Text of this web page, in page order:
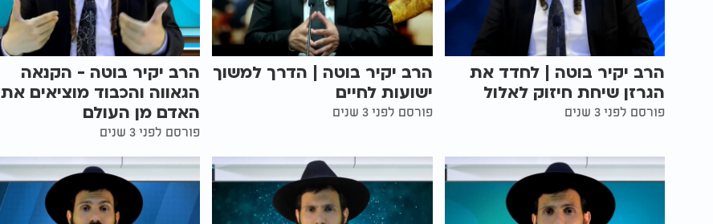
הרב יקיר בוטה | לחדד את
הגרזן שיחת חיזוק לאלול
פורסם לפני 3 שנים
הרב יקיר בוטה | הדרך למשוך
ישועות לחיים
פורסם לפני 3 שנים
הרב יקיר בוטה - הקנאה
הגאווה והכבוד מוציאים את
האדם מן העולם
פורסם לפני 3 שנים